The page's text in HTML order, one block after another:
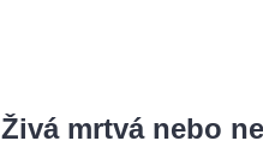
Živá mrtvá nebo